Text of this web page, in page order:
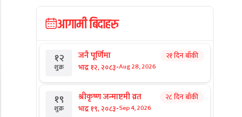
आगामी बिदाहरु
१२
शुक्र
जनै पूर्णिमा
भाद्र १२, २०८३-Aug 28, 2026
२१ दिन बाँकी
१९
शुक्र
श्रीकृष्ण जन्माष्टमी व्रत
भाद्र १९, २०८३-Sep 4, 2026
२८ दिन बाँकी